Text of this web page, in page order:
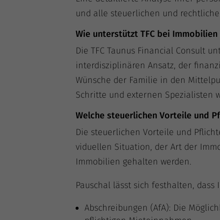
und alle steu­er­li­chen und
Wie unterstützt TFC bei
Die TFC Tau­nus Finan­cial Con­sult
inter­dis­zi­pli­nä­ren Ansatz, der
Wün­sche der Fami­lie in den
Schrit­te und exter­nen Spe­zia­lis­ten
Welche steuerlichen Vorteile und
Die steu­er­li­chen Vor­tei­le und
vi­du­el­len Situa­ti­on, der Art der
Immo­bi­li­en gehal­ten werden.
Pau­schal lässt sich fest­hal­ten,
Abschrei­bun­gen (AfA): Die